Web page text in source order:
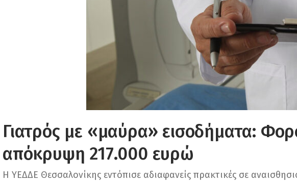
Γιατρός με «μαύρα» εισοδήματα:
απόκρυψη 217.000 ευρώ
Η ΥΕΔΔΕ Θεσσαλονίκης εντόπισε αδιαφανείς πρακτικές σε